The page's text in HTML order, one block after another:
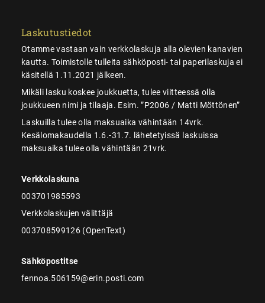
Laskutustiedot
Otamme vastaan vain verkkolaskuja alla olevien kanavien
kautta. Toimistolle tulleita sähköposti- tai paperilaskuja ei
käsitellä 1.11.2021 jälkeen.
Mikäli lasku koskee joukkuetta, tulee viitteessä olla
joukkueen nimi ja tilaaja. Esim. ”P2006 / Matti Möttönen”
Laskuilla tulee olla maksuaika vähintään 14vrk.
Kesälomakaudella 1.6.-31.7. lähetetyissä laskuissa
maksuaika tulee olla vähintään 21vrk.
Verkkolaskuna
003701985593
Verkkolaskujen välittäjä
003708599126 (OpenText)
Sähköpostitse
fennoa.506159@erin.posti.com